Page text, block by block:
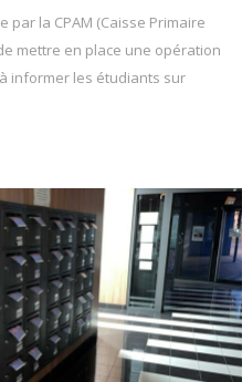
par la CPAM (Caisse Primaire
mettre en place une opération
informer les étudiants sur